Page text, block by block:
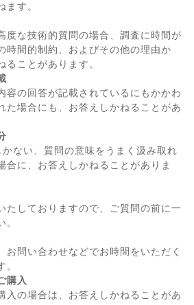
ます。
度な技術的質問の場合、調査に時間が
時間的制約、およびその他の理由か
ることがあります。
容の回答が記載されているにもかかわ
た場合にも、お答えしかねることがあ
ない、質問の意味をうまく汲み取れ
合に、お答えしかねることがありま
たしておりますので、ご質問の前に一
。
お問い合わせなどでお時間をいただく
。
購入
入の場合は、お答えしかねることがあ